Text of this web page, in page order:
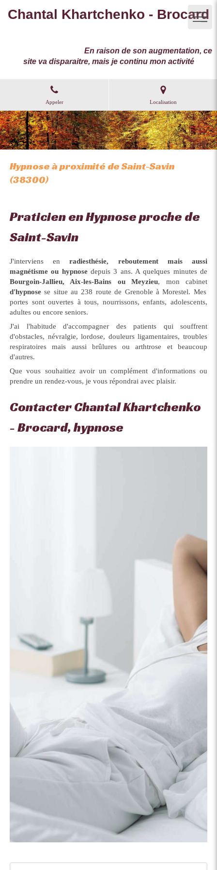
Chantal Khartchenko - Brocard
En raison de son augmentation, ce
site va disparaitre, mais je continu mon activité
Appeler Localisation
Hypnose à proximité de Saint-Savin
(38300)
Praticien en Hypnose proche de
Saint-Savin
J'interviens enradiesthésie, reboutement mais aussi
magnétisme ou hypnosedepuis 3 ans. A quelques minutes de
Bourgoin-Jallieu, Aix-les-Bains ou Meyzieu, mon cabinet
d'hypnose se situe au 238 route de Grenoble à Morestel. Mes
portes sont ouvertes à tous, nourrissons, enfants, adolescents,
adultes ou encore seniors.
J'ai l'habitude d'accompagner des patients qui souffrent
d'obstacles, névralgie, lordose, douleurs ligamentaires, troubles
respiratoires mais aussi brûlures ou arthtrose et beaucoup
d'autres.
Que vous souhaitiez avoir un complément d'informations ou
prendre un rendez-vous, je vous répondrai avec plaisir.
Contacter Chantal Khartchenko
- Brocard, hypnose